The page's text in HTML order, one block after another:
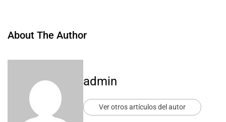
About The Author
admin
Ver otros artículos del autor